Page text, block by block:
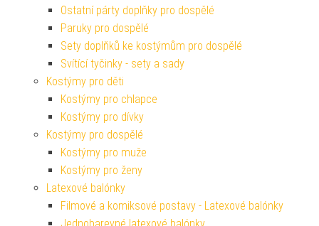
Ostatní párty doplňky pro dospělé
Paruky pro dospělé
Sety doplňků ke kostýmům pro dospělé
Svítící tyčinky - sety a sady
Kostýmy pro děti
Kostýmy pro chlapce
Kostýmy pro dívky
Kostýmy pro dospělé
Kostýmy pro muže
Kostýmy pro ženy
Latexové balónky
Filmové a komiksové postavy - Latexové balónky